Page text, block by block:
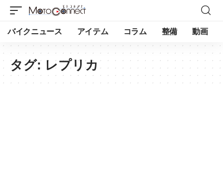
バイクニュース アイテム コラム 整備 動画
タグ: レプリカ